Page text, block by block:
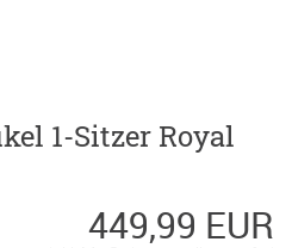
1-Sitzer Royal
449,99 EUR